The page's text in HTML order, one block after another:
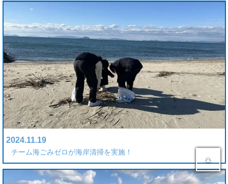
2024.11.19
チーム海ごみゼロが海岸清掃を実施！
▲